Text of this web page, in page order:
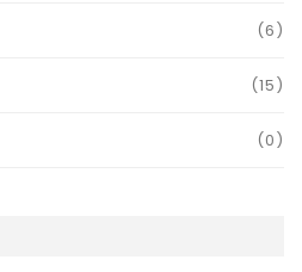
(6)
(15)
(0)